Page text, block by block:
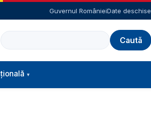
Guvernul RomânieiDate deschise
Caută